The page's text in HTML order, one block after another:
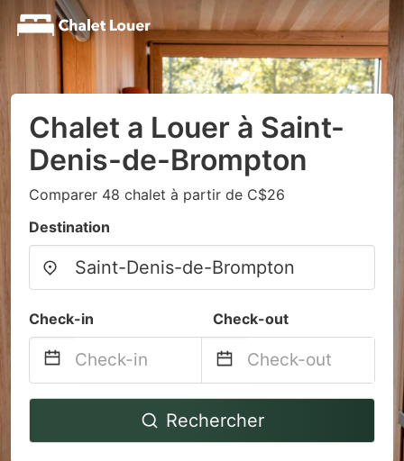
Chalet a Louer à Saint-
Denis-de-Brompton
Comparer 48 chalet à partir de C$26
Destination
Check-in Check-out
Navigate
to
Navigate
backward
to
Rechercher